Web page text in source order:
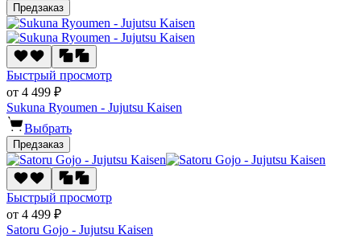
Предзаказ
Быстрый просмотр
от 4 499 ₽
Sukuna Ryoumen - Jujutsu Kaisen
Выбрать
Предзаказ
Быстрый просмотр
от 4 499 ₽
Satoru Gojo - Jujutsu Kaisen